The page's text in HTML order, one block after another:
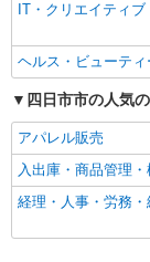
IT・クリエイティブ
ヘルス・ビューティ
四日市市の人気
アパレル販売
入出庫・商品管理
経理・人事・労務